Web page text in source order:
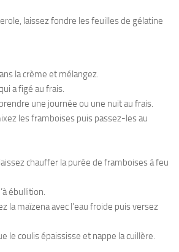
laissez fondre les feuilles de gélatine
la crème et mélangez.
a figé au frais.
une journée ou une nuit au frais.
les framboises puis passez-les au
chauffer la purée de framboises à feu
ébullition.
la maïzena avec l’eau froide puis versez
le coulis épaississe et nappe la cuillère.